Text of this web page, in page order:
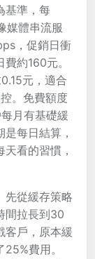
基準，每
媒體串流服
，促銷日衝
約160元。
元，適合
。免費額度
月有基礎緩
每日結算，
看的習慣，
先從緩存策略
間拉長到30
客戶，原本緩
費用。